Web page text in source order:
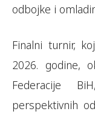
odbojke i
Finalni turnir,
2026. godine,
Federacije
perspektivnih